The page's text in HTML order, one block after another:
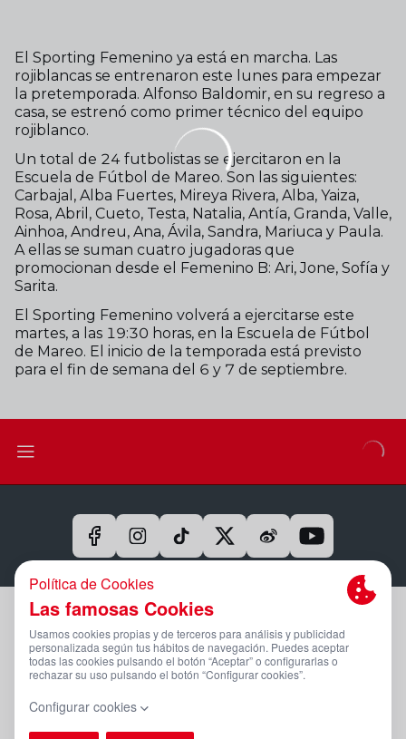
El Sporting Femenino ya está en marcha. Las
rojiblancas se entrenaron este lunes para empezar
la pretemporada. Alfonso Baldomir, en su regreso a
casa, se estrenó como primer técnico del equipo
rojiblanco.
Un total de 24 futbolistas se ejercitaron en la
Escuela de Fútbol de Mareo. Son las siguientes:
Carbajal, Alba Fuertes, Mireya Rivera, Alba, Yaiza,
Rosa, Abril, Cueto, Testa, Natalia, Antía, Granda, Valle,
Ainhoa, Andreu, Ana, Ávila, Sandra, Mariuca y Paula.
A ellas se suman cuatro jugadoras que
promocionan desde el Femenino B: Ari, Jone, Sofía y
Sarita.
El Sporting Femenino volverá a ejercitarse este
martes, a las 19:30 horas, en la Escuela de Fútbol
de Mareo. El inicio de la temporada está previsto
para el fin de semana del 6 y 7 de septiembre.
Aviso Legal Y Condiciones De Uso
Política De Privacidad
Compromiso Con La Protección De Datos Personales